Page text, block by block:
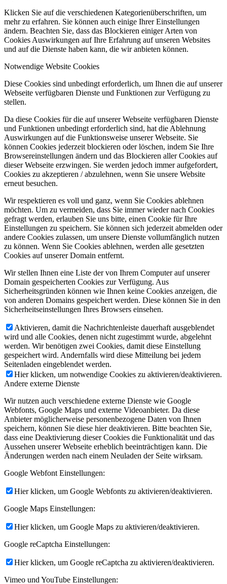
Klicken Sie auf die verschiedenen Kategorienüberschriften, um
mehr zu erfahren. Sie können auch einige Ihrer Einstellungen
ändern. Beachten Sie, dass das Blockieren einiger Arten von
Cookies Auswirkungen auf Ihre Erfahrung auf unseren Websites
und auf die Dienste haben kann, die wir anbieten können.
Notwendige Website Cookies
Diese Cookies sind unbedingt erforderlich, um Ihnen die auf unserer
Webseite verfügbaren Dienste und Funktionen zur Verfügung zu
stellen.
Da diese Cookies für die auf unserer Webseite verfügbaren Dienste
und Funktionen unbedingt erforderlich sind, hat die Ablehnung
Auswirkungen auf die Funktionsweise unserer Webseite. Sie
können Cookies jederzeit blockieren oder löschen, indem Sie Ihre
Browsereinstellungen ändern und das Blockieren aller Cookies auf
dieser Webseite erzwingen. Sie werden jedoch immer aufgefordert,
Cookies zu akzeptieren / abzulehnen, wenn Sie unsere Website
erneut besuchen.
Wir respektieren es voll und ganz, wenn Sie Cookies ablehnen
möchten. Um zu vermeiden, dass Sie immer wieder nach Cookies
gefragt werden, erlauben Sie uns bitte, einen Cookie für Ihre
Einstellungen zu speichern. Sie können sich jederzeit abmelden oder
andere Cookies zulassen, um unsere Dienste vollumfänglich nutzen
zu können. Wenn Sie Cookies ablehnen, werden alle gesetzten
Cookies auf unserer Domain entfernt.
Wir stellen Ihnen eine Liste der von Ihrem Computer auf unserer
Domain gespeicherten Cookies zur Verfügung. Aus
Sicherheitsgründen können wie Ihnen keine Cookies anzeigen, die
von anderen Domains gespeichert werden. Diese können Sie in den
Sicherheitseinstellungen Ihres Browsers einsehen.
Aktivieren, damit die Nachrichtenleiste dauerhaft ausgeblendet
wird und alle Cookies, denen nicht zugestimmt wurde, abgelehnt
werden. Wir benötigen zwei Cookies, damit diese Einstellung
gespeichert wird. Andernfalls wird diese Mitteilung bei jedem
Seitenladen eingeblendet werden.
Hier klicken, um notwendige Cookies zu aktivieren/deaktivieren.
Andere externe Dienste
Wir nutzen auch verschiedene externe Dienste wie Google
Webfonts, Google Maps und externe Videoanbieter. Da diese
Anbieter möglicherweise personenbezogene Daten von Ihnen
speichern, können Sie diese hier deaktivieren. Bitte beachten Sie,
dass eine Deaktivierung dieser Cookies die Funktionalität und das
Aussehen unserer Webseite erheblich beeinträchtigen kann. Die
Änderungen werden nach einem Neuladen der Seite wirksam.
Google Webfont Einstellungen:
Hier klicken, um Google Webfonts zu aktivieren/deaktivieren.
Google Maps Einstellungen:
Hier klicken, um Google Maps zu aktivieren/deaktivieren.
Google reCaptcha Einstellungen:
Hier klicken, um Google reCaptcha zu aktivieren/deaktivieren.
Vimeo und YouTube Einstellungen: